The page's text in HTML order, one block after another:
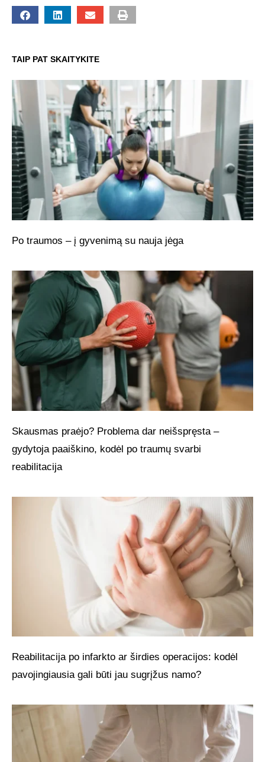
TAIP PAT SKAITYKITE
Po traumos – į gyvenimą su nauja jėga
Skausmas praėjo? Problema dar neišspręsta –
gydytoja paaiškino, kodėl po traumų svarbi
reabilitacija
Reabilitacija po infarkto ar širdies operacijos: kodėl
pavojingiausia gali būti jau sugrįžus namo?